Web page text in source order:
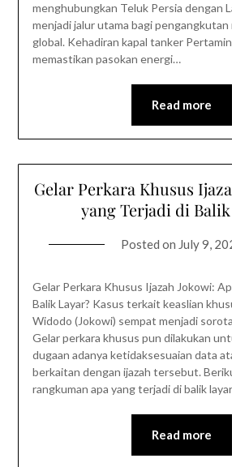
menghubungkan Teluk Persia dengan
menjadi jalur utama bagi pengangkutan
global. Kehadiran kapal tanker
memastikan pasokan energi…
Read more
Gelar Perkara Khusus
yang Terjadi di
Posted on July 9,
Gelar Perkara Khusus Ijazah Jokowi:
Balik Layar? Kasus terkait keaslian
Widodo (Jokowi) sempat menjadi
Gelar perkara khusus pun dilakukan
dugaan adanya ketidaksesuaian data
berkaitan dengan ijazah tersebut.
rangkuman apa yang terjadi di balik
Read more